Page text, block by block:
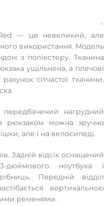
— це невеликий, але
використання. Модель
з поліестеру. Тканина
ущільнена, а плечові
сітчастої тканини.
передбачений нагрудний
рюкзаком можна зручно
але і на велосипеді.
Задній відсік оснащений
ноутбука і
Передній відділ
вертикальною
ременями.